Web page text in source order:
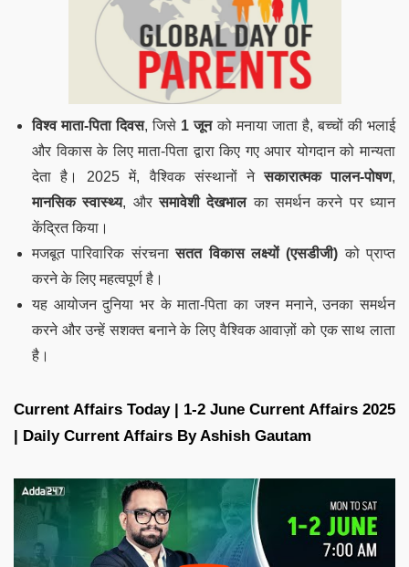
विश्व माता-पिता दिवस, जिसे 1 जूनको मनाया जाता है, बच्चों की भलाई
और विकास के लिए माता-पिता द्वारा किए गए अपार योगदान को मान्यता
देता है। 2025 में, वैश्विक संस्थानों नेसकारात्मक पालन-पोषण,
मानसिक स्वास्थ्य, औरसमावेशी देखभालका समर्थन करने पर ध्यान
केंद्रित किया।
मजबूत पारिवारिक संरचनासतत विकास लक्ष्यों (एसडीजी) को प्राप्त
करने के लिए महत्वपूर्ण है।
यह आयोजन दुनिया भर के माता-पिता का जश्न मनाने, उनका समर्थन
करने और उन्हें सशक्त बनाने के लिए वैश्विक आवाज़ों को एक साथ लाता
है।
Current Affairs Today | 1-2 June Current Affairs 2025
| Daily Current Affairs By Ashish Gautam